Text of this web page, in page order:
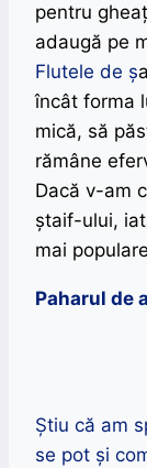
pentru
adaugă pe
Flutele de ș
încât forma
mică, să
rămâne
Dacă v-am
ștaif-ului,
mai
Paharul de
Știu că am
se pot și